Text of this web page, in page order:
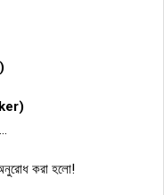
করা হলো!